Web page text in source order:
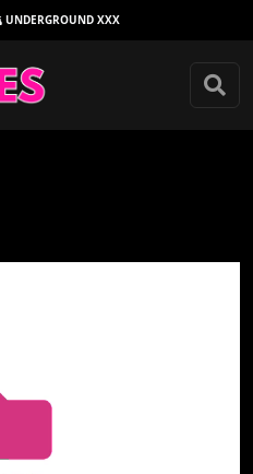
UNDERGROUND XXX